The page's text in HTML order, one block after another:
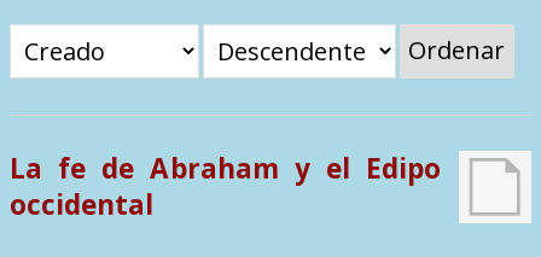
Contactos Ordenar
La fe de Abraham y el Edipo
occidental